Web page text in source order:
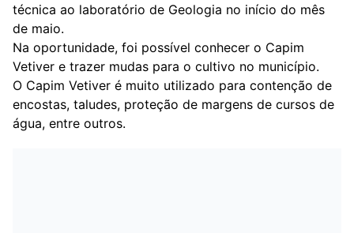
técnica ao laboratório de Geologia no início do mês
de maio.
Na oportunidade, foi possível conhecer o Capim
Vetiver e trazer mudas para o cultivo no município.
O Capim Vetiver é muito utilizado para contenção de
encostas, taludes, proteção de margens de cursos de
água, entre outros.